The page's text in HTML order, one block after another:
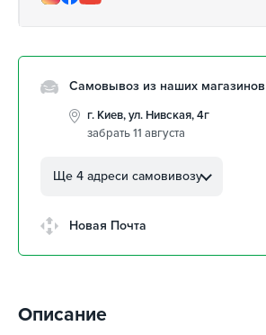
Самовывоз из наших магазинов
г. Киев, ул. Нивская, 4г
забрать 11 августа
Автолюбителей, 8а
авторынок
г. Киев, ул. Остафия
Ще 4 адреси самовивозу
Новая Почта
Описание